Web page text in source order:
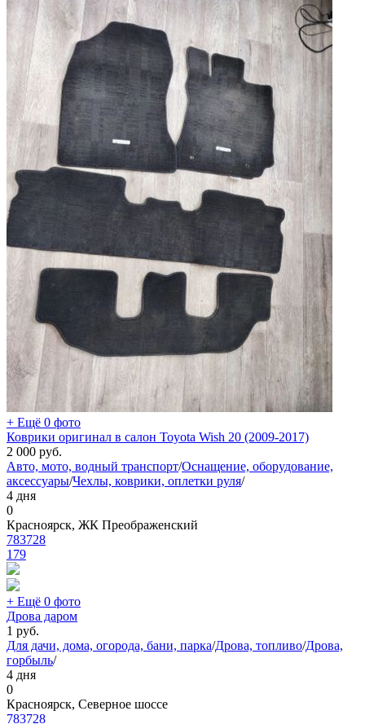
+ Ещё 0 фото
Коврики оригинал в салон Toyota Wish 20 (2009-2017)
2 000 руб.
Авто, мото, водный транспорт/Оснащение, оборудование,
аксессуары/Чехлы, коврики, оплетки руля/
4 дня
0
Красноярск, ЖК Преображенский
783728
179
+ Ещё 0 фото
Дрова даром
1 руб.
Для дачи, дома, огорода, бани, парка/Дрова, топливо/Дрова,
горбыль/
4 дня
0
Красноярск, Северное шоссе
783728